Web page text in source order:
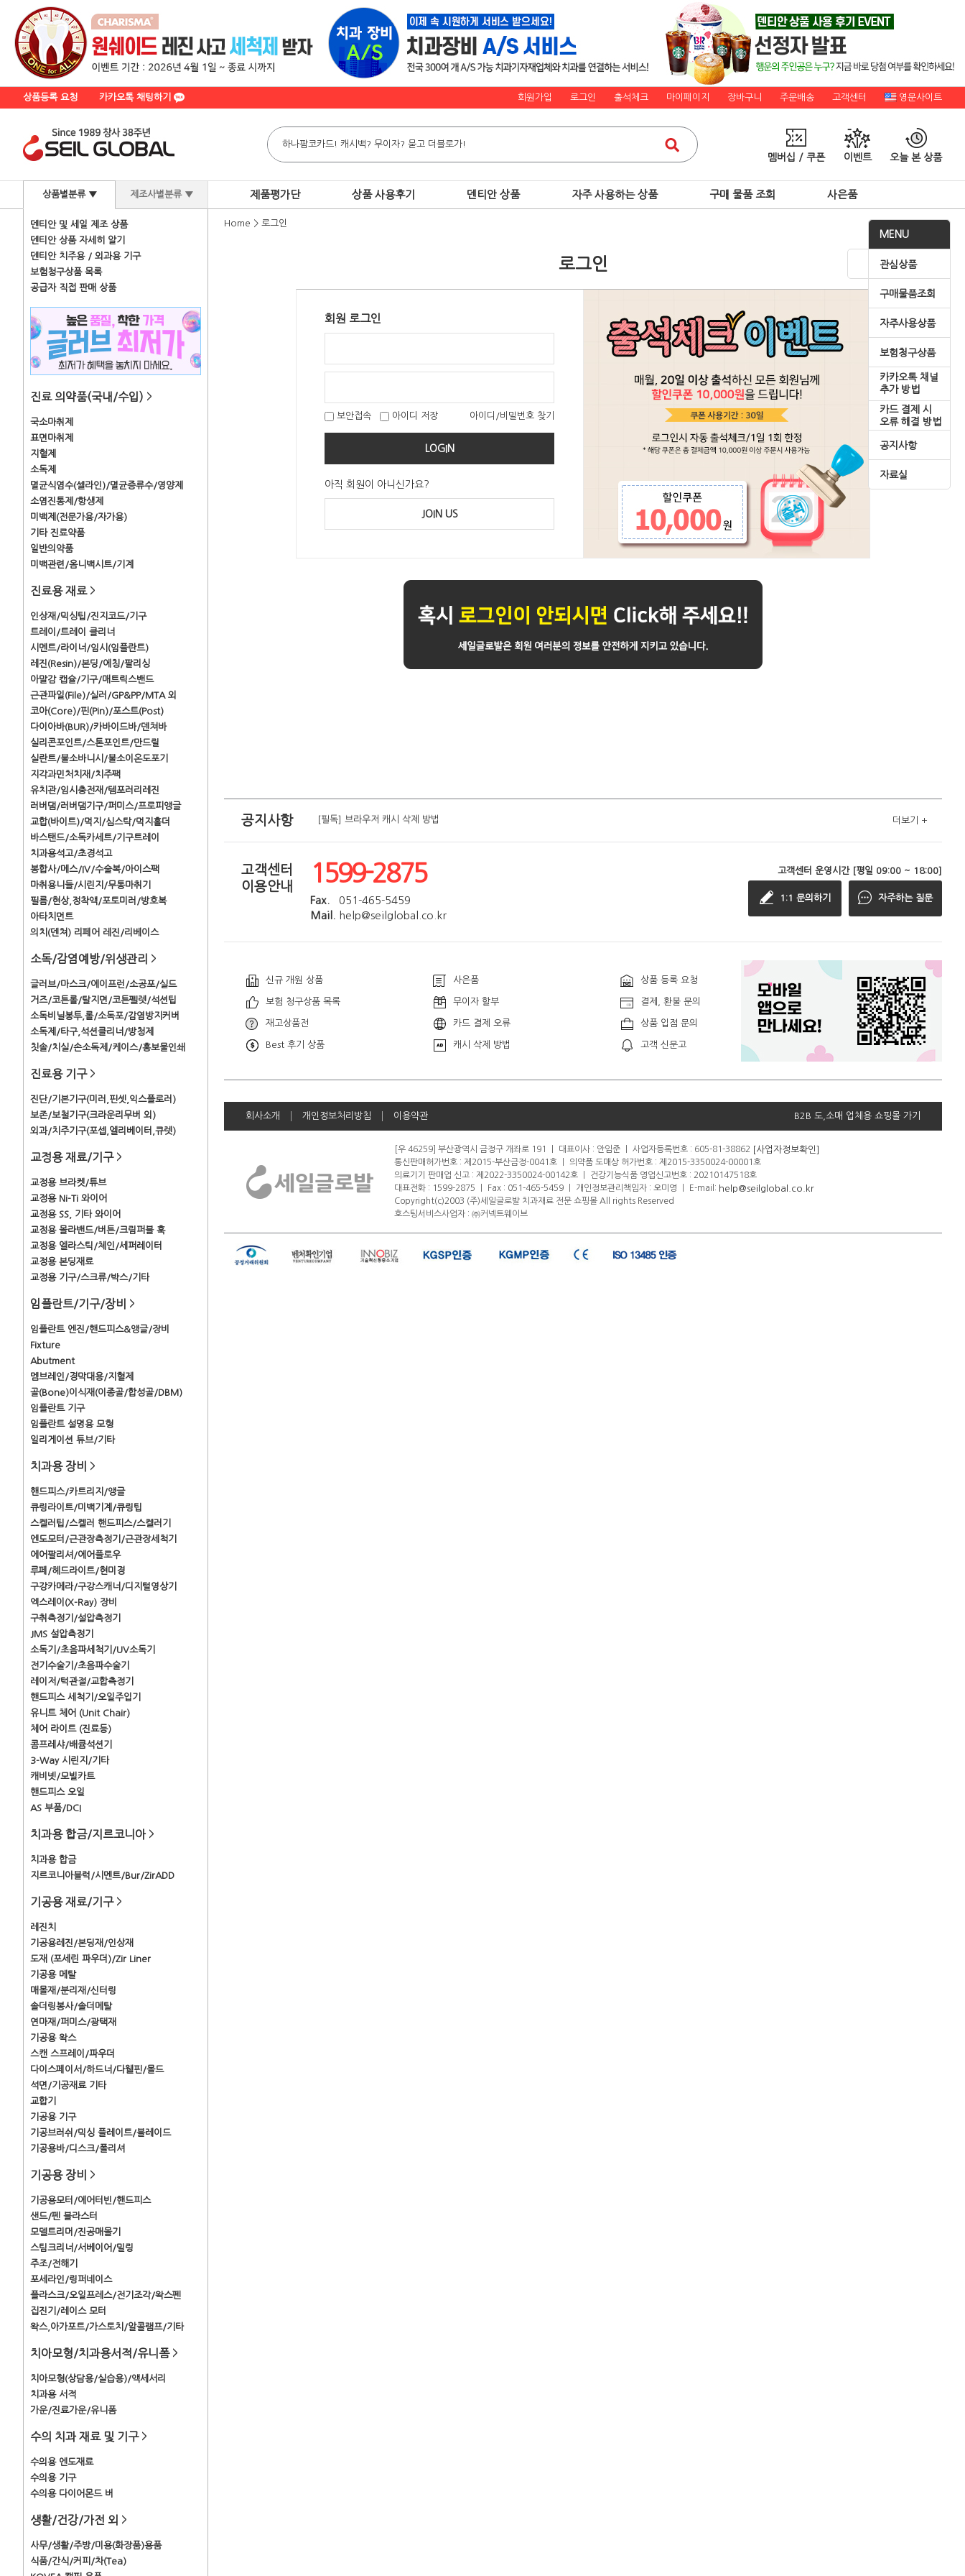
상품등록 요청 카카오톡 채팅하기 회원가입 로그인 출석체크 마이페이지 장바구니 주문배송 고객센터 영문사이트
멤버십 / 쿠폰 이벤트 오늘 본 상품
상품별분류 ▼ 제조사별분류 ▼
덴티안 및 세일 제조 상품
덴티안 상품 자세히 알기
덴티안 치주용 / 외과용 기구
보험청구상품 목록
공급자 직접 판매 상품
진료 의약품(국내/수입) >
국소마취제
표면마취제
지혈제
소독제
멸균식염수(셀라인)/멸균증류수/영양제
소염진통제/항생제
미백제(전문가용/자가용)
기타 진료약품
일반의약품
미백관련/옴니백시트/기계
진료용 재료 >
인상재/믹싱팁/진지코드/기구
트레이/트레이 클리너
시멘트/라이너/임시(임플란트)
레진(Resin)/본딩/에칭/팔리싱
아말감 캡슐/기구/매트릭스밴드
근관파일(File)/실러/GP&PP/MTA 외
코아(Core)/핀(Pin)/포스트(Post)
다이아바(BUR)/카바이드바/덴쳐바
실리콘포인트/스톤포인트/만드릴
실란트/불소바니시/불소이온도포기
지각과민처치재/치주팩
유치관/임시충전재/템포러리레진
러버댐/러버댐기구/퍼미스/프로피앵글
교합(바이트)/먹지/심스탁/먹지홀더
바스탠드/소독카세트/기구트레이
치과용석고/초경석고
봉합사/메스/IV/수술복/아이스팩
마취용니들/시린지/무통마취기
필름/현상,정착액/포토미러/방호복
아타치먼트
의치(덴쳐) 리페어 레진/리베이스
소독/감염예방/위생관리 >
글러브/마스크/에이프런/소공포/실드
거즈/코튼롤/탈지면/코튼펠렛/석션팁
소독비닐봉투,롤/소독포/감염방지커버
소독제/타구,석션클리너/방청제
칫솔/치실/손소독제/케이스/홍보물인쇄
진료용 기구 >
진단/기본기구(미러,핀셋,익스플로러)
보존/보철기구(크라운리무버 외)
외과/치주기구(포셉,엘리베이터,큐렛)
교정용 재료/기구 >
교정용 브라켓/튜브
교정용 Ni-Ti 와이어
교정용 SS, 기타 와이어
교정용 몰라밴드/버튼/크림퍼블 훅
교정용 엘라스틱/체인/세퍼레이터
교정용 본딩재료
교정용 기구/스크류/박스/기타
임플란트/기구/장비 >
임플란트 엔진/핸드피스&앵글/장비
Fixture
Abutment
멤브레인/경막대용/지혈제
골(Bone)이식재(이종골/합성골/DBM)
임플란트 기구
임플란트 설명용 모형
일리게이션 튜브/기타
치과용 장비 >
핸드피스/카트리지/앵글
큐링라이트/미백기계/큐링팁
스켈러팁/스켈러 핸드피스/스켈러기
엔도모터/근관장측정기/근관장세척기
에어팔리셔/에어플로우
루페/헤드라이트/현미경
구강카메라/구강스캐너/디지털영상기
엑스레이(X-Ray) 장비
구취측정기/설압측정기
JMS 설압측정기
소독기/초음파세척기/UV소독기
전기수술기/초음파수술기
레이저/턱관절/교합측정기
핸드피스 세척기/오일주입기
유니트 체어 (Unit Chair)
체어 라이트 (진료등)
콤프레샤/배큠석션기
3-Way 시린지/기타
캐비넷/모빌카트
핸드피스 오일
AS 부품/DCI
치과용 합금/지르코니아 >
치과용 합금
지르코니아블럭/시멘트/Bur/ZirADD
기공용 재료/기구 >
레진치
기공용레진/본딩재/인상재
도재 (포세린 파우더)/Zir Liner
기공용 메탈
매몰재/분리재/신터링
솔더링봉사/솔더메탈
연마재/퍼미스/광택재
기공용 왁스
스캔 스프레이/파우더
다이스페이서/하드너/다웰핀/몰드
석면/기공재료 기타
교합기
기공용 기구
기공브러쉬/믹싱 플레이트/블레이드
기공용바/디스크/폴리셔
기공용 장비 >
기공용모터/에어터빈/핸드피스
샌드/펜 블라스터
모델트리머/진공매몰기
스팀크리너/서베이어/밀링
주조/전해기
포세라인/링퍼네이스
플라스크/오일프레스/전기조각/왁스펜
집진기/레이스 모터
왁스,아가포트/가스토치/알콜램프/기타
치아모형/치과용서적/유니폼 >
치아모형(상담용/실습용)/액세서리
치과용 서적
가운/진료가운/유니폼
수의 치과 재료 및 기구 >
수의용 엔도재료
수의용 기구
수의용 다이어몬드 버
생활/건강/가전 외 >
사무/생활/주방/미용(화장품)용품
식품/간식/커피/차(Tea)
제품평가단 상품 사용후기 덴티안 상품 자주 사용하는 상품 구매 물품 조회 사은품
MENU
관심상품
구매물품조회
자주사용상품
보험청구상품
카카오톡 채널
추가 방법
카드 결제 시
오류 해결 방법
공지사항
자료실
Home > 로그인
로그인
회원 로그인
보안접속 아이디 저장 아이디/비밀번호 찾기
LOGIN
아직 회원이 아니신가요?
JOIN US
공지사항
[필독] 브라우저 캐시 삭제 방법
[필독] 브라우저 캐시 삭제 방법
더보기 +
고객센터
이용안내
1599-2875
Fax.
051-465-5459
Mail. help@seilglobal.co.kr
고객센터 운영시간 [평일 09:00 ~ 18:00]
1:1 문의하기 자주하는 질문
신규 개원 상품 사은품 상품 등록 요청
보험 청구상품 목록 무이자 할부 결제, 환불 문의
재고상품전 카드 결제 오류 상품 입점 문의
Best 후기 상품 캐시 삭제 방법 고객 신문고
회사소개 개인정보처리방침 이용약관 B2B 도,소매 업체용 쇼핑몰 가기
[우 46259] 부산광역시 금정구 개좌로 191 대표이사 : 안임준 사업자등록번호 : 605-81-38862 [사업자정보확인]
통신판매허가번호 : 제2015-부산금정-0041호
의약품 도매상 허가번호 : 제2015-3350024-00001호
의료기기 판매업 신고 : 제2022-3350024-00142호
건강기능식품 영업신고번호 : 20210147518호
대표전화 : 1599-2875
Fax : 051-465-5459 개인정보관리책임자 : 오미영 E-mail: help@seilglobal.co.kr
Copyright(c)2003 (주)세일글로발 치과재료 전문 쇼핑몰 All rights Reserved
호스팅서비스사업자 : ㈜커넥트웨이브